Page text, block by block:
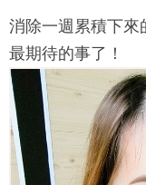
消除一週累積下來
最期待的事了！